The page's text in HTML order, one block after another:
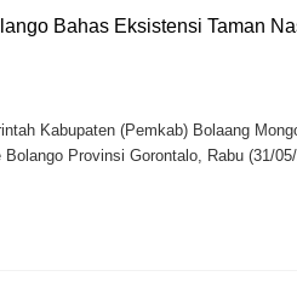
Bahas Eksistensi Taman
Kabupaten (Pemkab) Bolaang
Provinsi Gorontalo, Rabu (31/